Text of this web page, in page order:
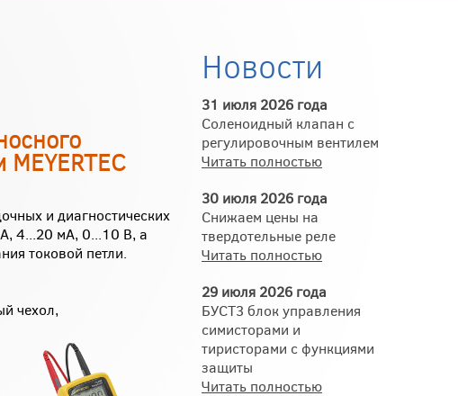
и диагностических
4...20 мА, 0...10 В, а
токовой петли.
чехол,
Новости
31 июля 2026 года
Соленоидный клапан с
регулировочным вентилем
Читать полностью
30 июля 2026 года
Снижаем цены на
твердотельные реле
Читать полностью
29 июля 2026 года
БУСТ3 блок управления
симисторами и
тиристорами с функциями
защиты
Читать полностью